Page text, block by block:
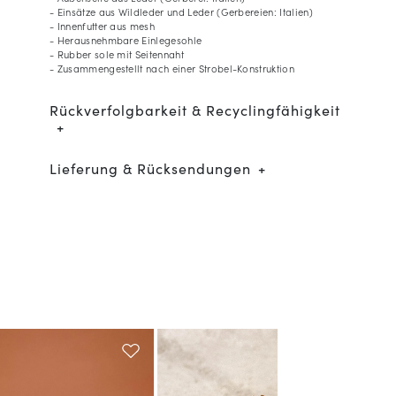
- Einsätze aus Wildleder und Leder (Gerbereien: Italien)
- Innenfutter aus mesh
- Herausnehmbare Einlegesohle
- Rubber sole mit Seitennaht
- Zusammengestellt nach einer Strobel-Konstruktion
Rückverfolgbarkeit & Recyclingfähigkeit
Lieferung & Rücksendungen